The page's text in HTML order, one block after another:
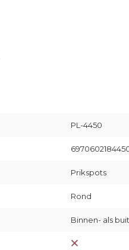
PL-4450
Prikspots
Rond
Binnen- als